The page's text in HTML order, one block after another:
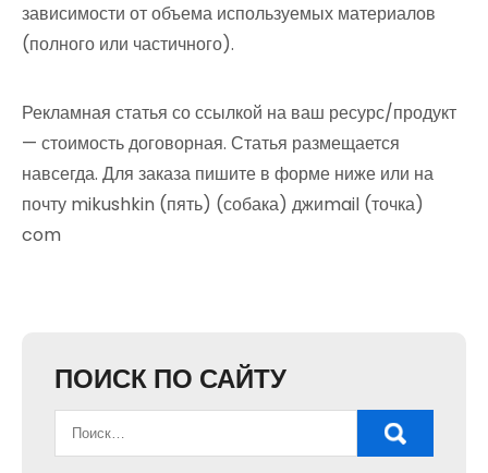
зависимости от объема используемых материалов
(полного или частичного).
Рекламная статья со ссылкой на ваш ресурс/продукт
— стоимость договорная. Статья размещается
навсегда. Для заказа пишите в форме ниже или на
почту mikushkin (пять) (собака) джиmail (точка)
com
ПОИСК ПО САЙТУ